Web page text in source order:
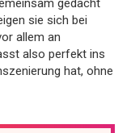
sie sich bei
allem an
also perfekt ins
hat, ohne